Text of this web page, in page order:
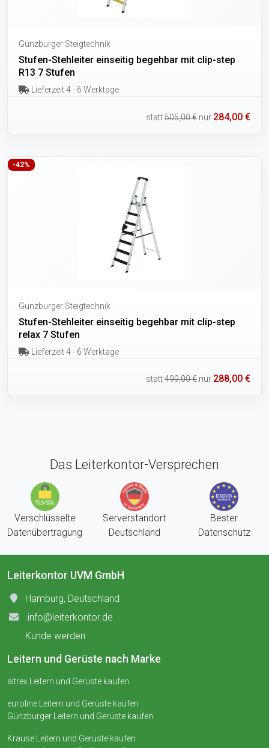
Günzburger Steigtechnik
Stufen-Stehleiter einseitig begehbar mit clip-step
R13 7 Stufen
Lieferzeit 4 - 6 Werktage
statt505,00 € nur 284,00 €
-42%
Günzburger Steigtechnik
Stufen-Stehleiter einseitig begehbar mit clip-step
relax 7 Stufen
Lieferzeit 4 - 6 Werktage
statt499,00 € nur 288,00 €
Das Leiterkontor-Versprechen
Verschlüsselte
Datenübertragung
Serverstandort
Deutschland
Bester
Datenschutz
Leiterkontor UVM GmbH
Hamburg, Deutschland
info@leiterkontor.de
Kunde werden
Leitern und Gerüste nach Marke
altrex Leitern und Gerüste kaufen
euroline Leitern und Gerüste kaufen
Günzburger Leitern und Gerüste kaufen
Krause Leitern und Gerüste kaufen